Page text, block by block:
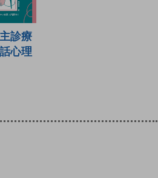
診療
心理